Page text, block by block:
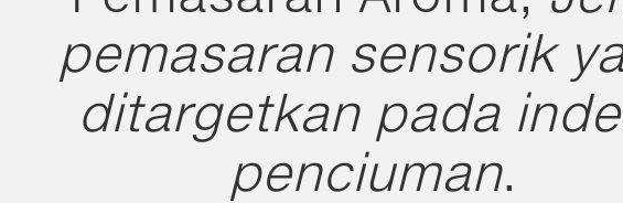
pemasaran sensorik
ditargetkan pada
penciuman.